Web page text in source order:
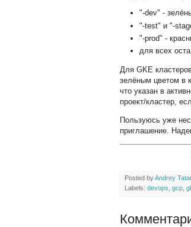
"-dev" -
"-test" и "-
"-prod" -
для всех
Для GKE
зелёным цветом в
что указан в
проект/кластер,
Пользуюсь уже
приглашение.
Posted byAndrey
Labels: devops gcp